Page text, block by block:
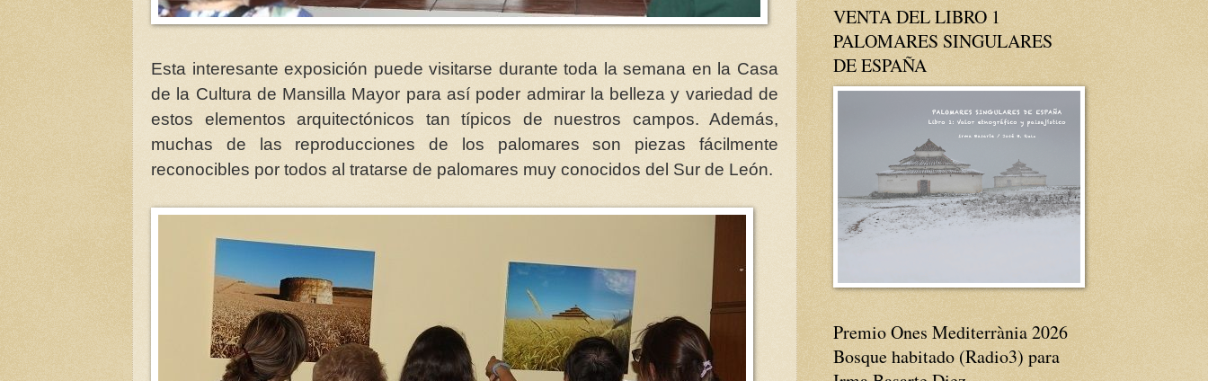
Esta interesante exposición puede visitarse durante toda la semana en la Casa
de la Cultura de Mansilla Mayor para así poder admirar la belleza y variedad de
estos elementos arquitectónicos tan típicos de nuestros campos. Además,
muchas de las reproducciones de los palomares son piezas fácilmente
reconocibles por todos al tratarse de palomares muy conocidos del Sur de León.
VENTA DEL LIBRO 1
PALOMARES SINGULARES
DE ESPAÑA
Premio Ones Mediterrània 2026
Bosque habitado (Radio3) para